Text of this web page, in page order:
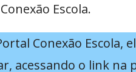
Escola.
Conexão
acessando o link